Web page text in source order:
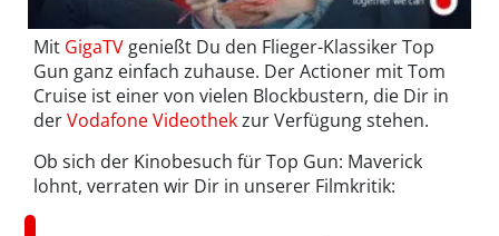
Mit GigaTV genießt Du den Flieger-Klassiker Top
Gun ganz einfach zuhause. Der Actioner mit Tom
Cruise ist einer von vielen Blockbustern, die Dir in
derVodafone Videothekzur Verfügung stehen.
Ob sich der Kinobesuch für Top Gun: Maverick
lohnt, verraten wir Dir in unserer Filmkritik: